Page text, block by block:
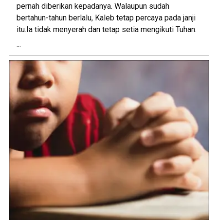
pernah diberikan kepadanya. Walaupun sudah
bertahun-tahun berlalu, Kaleb tetap percaya pada janji
itu.Ia tidak menyerah dan tetap setia mengikuti Tuhan.
...